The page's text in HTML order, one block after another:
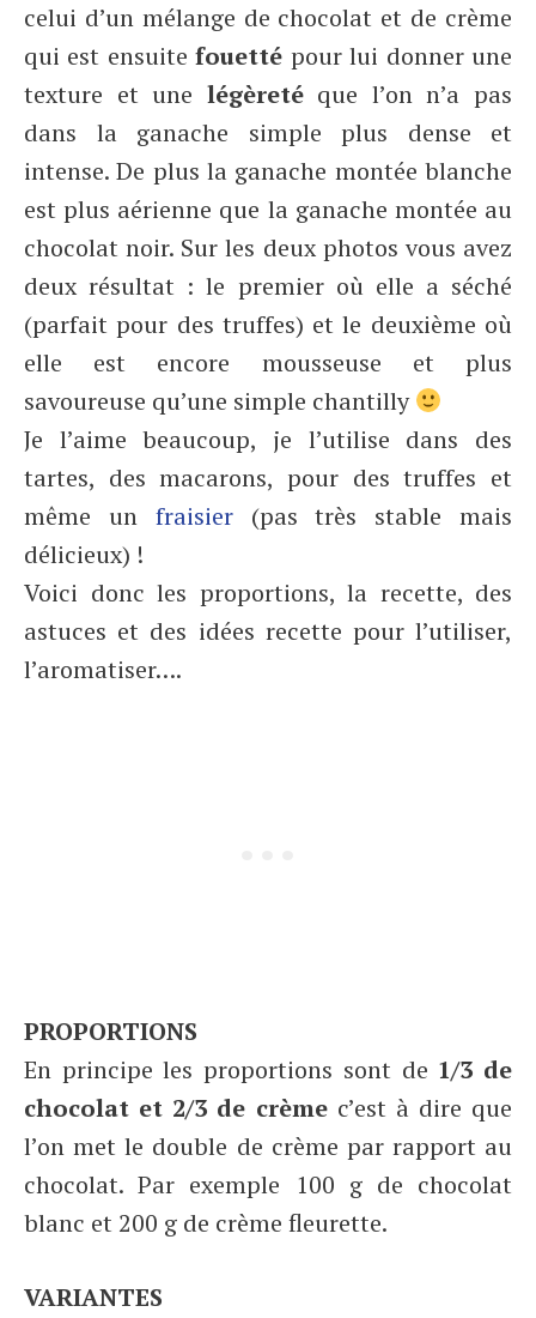
celui d’un mélange de chocolat et de crème
qui est ensuitefouetté pour lui donner une
texture et une légèretéque l’on n’a pas
dans la ganache simple plus dense et
intense. De plus la ganache montée blanche
est plus aérienne que la ganache montée au
chocolat noir. Sur les deux photos vous avez
deux résultat : le premier où elle a séché
(parfait pour des truffes) et le deuxième où
elle est encore mousseuse et plus
savoureuse qu’une simple chantilly
Je l’aime beaucoup, je l’utilise dans des
tartes, des macarons, pour des truffes et
même un fraisier(pas très stable mais
délicieux) !
Voici donc les proportions, la recette, des
astuces et des idées recette pour l’utiliser,
l’aromatiser….
PROPORTIONS
En principe les proportions sont de 1/3 de
chocolat et 2/3 de crèmec’est à dire que
l’on met le double de crème par rapport au
chocolat. Par exemple 100 g de chocolat
blanc et 200 g de crème fleurette.
VARIANTES